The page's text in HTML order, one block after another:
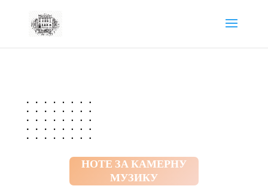
НОТЕ ЗА КАМЕРНУ
МУЗИКУ